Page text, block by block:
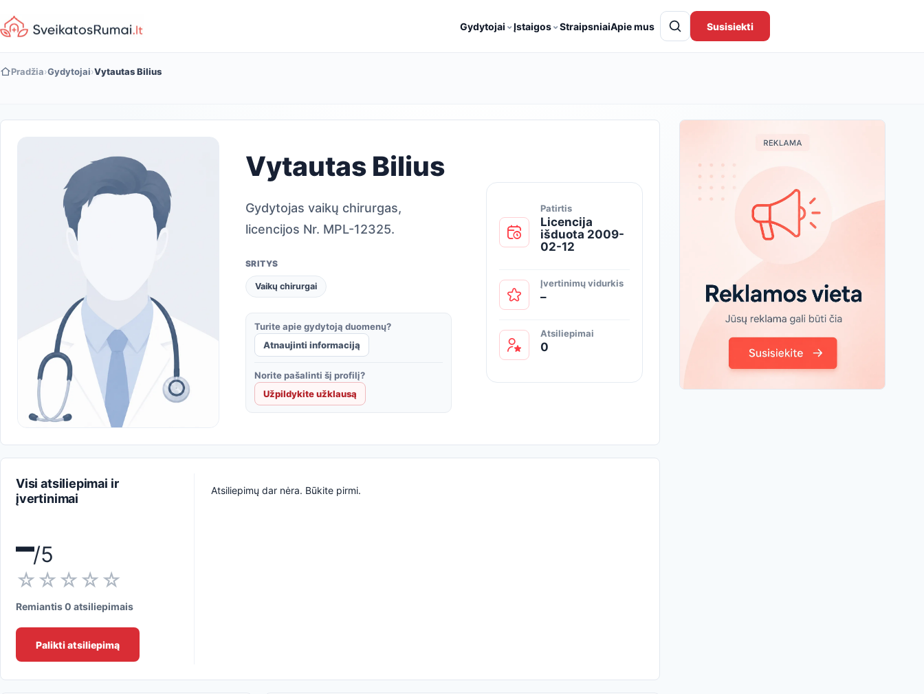
Gydytojai ⌄Įstaigos⌄StraipsniaiApie mus Susisiekti
Pradžia›Gydytojai›Vytautas Bilius
Vytautas Bilius
Gydytojas vaikų chirurgas,
licencijos Nr. MPL-12325.
SRITYS
Vaikų chirurgai
Turite apie gydytoją duomenų?
Atnaujinti informaciją
Norite pašalinti šį profilį?
Užpildykite užklausą
Patirtis
Licencija
išduota 2009-
02-12
Įvertinimų vidurkis
–
Atsiliepimai
0
Visi atsiliepimai ir
įvertinimai
–/5
☆☆☆☆☆
Remiantis 0 atsiliepimais
Palikti atsiliepimą
Atsiliepimų dar nėra. Būkite pirmi.